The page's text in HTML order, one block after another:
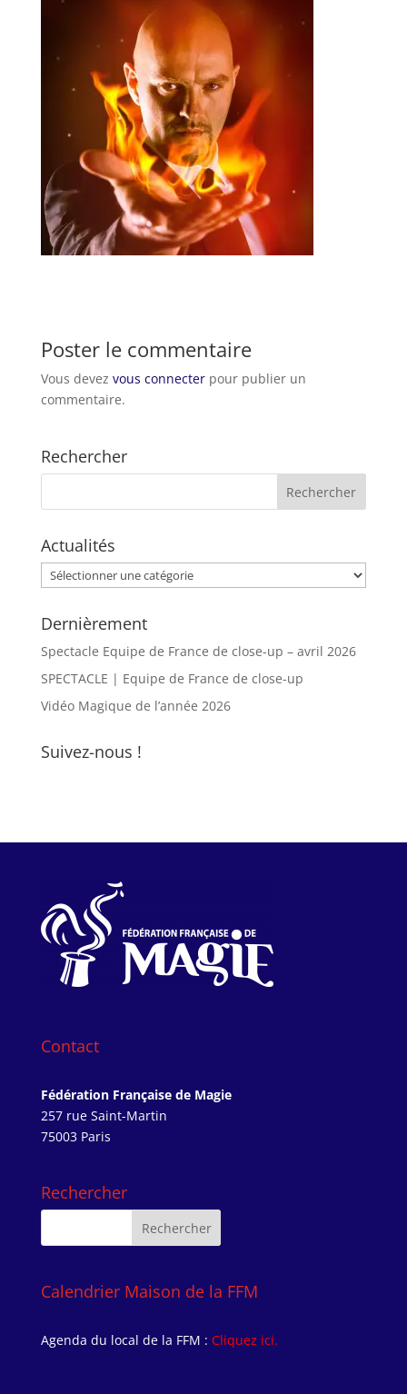
Poster le commentaire
Vous devez vous connecterpour publier un
commentaire.
Rechercher
Actualités
Actualités
Dernièrement
Spectacle Equipe de France de close-up – avril 2026
SPECTACLE | Equipe de France de close-up
Vidéo Magique de l’année 2026
Suivez-nous !
Contact
Fédération Française de Magie
257 rue Saint-Martin
75003 Paris
Rechercher
Calendrier Maison de la FFM
Agenda du local de la FFM : Cliquez ici.